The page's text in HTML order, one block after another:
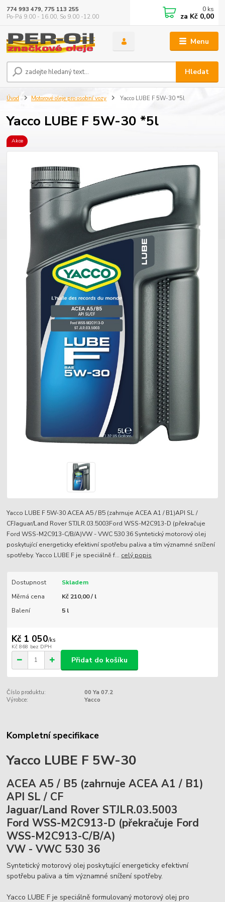
Menu
Hledat
774 993 479, 775 113 255
Po-Pá 9.00 - 16.00, So 9.00 -12.00
0 ks
za Kč 0,00
Úvod Motorové oleje pro osobní vozy Yacco LUBE F 5W-30 *5l
Yacco LUBE F 5W-30 *5l
Akce
Yacco LUBE F 5W-30 ACEA A5 / B5 (zahrnuje ACEA A1 / B1)API SL /
CFJaguar/Land Rover STJLR.03.5003Ford WSS-M2C913-D (překračuje
Ford WSS-M2C913-C/B/A)VW - VWC 530 36 Syntetický motorový olej
poskytující energeticky efektivní spotřebu paliva a tím významné snížení
spotřeby. Yacco LUBE F je speciálně f... celý popis
Dostupnost
Skladem
Měrná cena
Kč 210,00 / l
Balení
5 l
Kč 1 050/ks
Kč 868 bez DPH
Přidat do košíku
Číslo produktu:
00 Ya 07.2
Výrobce:
Yacco
Kompletní specifikace
Yacco LUBE F 5W-30
ACEA A5 / B5 (zahrnuje ACEA A1 / B1)
API SL / CF
Jaguar/Land Rover STJLR.03.5003
Ford WSS-M2C913-D (překračuje Ford
WSS-M2C913-C/B/A)
VW - VWC 530 36
Syntetický motorový olej poskytující energeticky efektivní
spotřebu paliva a tím významné snížení spotřeby.
Yacco LUBE F je speciálně formulovaný motorový olej pro